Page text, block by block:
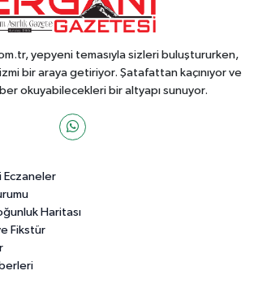
yepyeni temasıyla sizleri buluştururken,
bir araya getiriyor. Şatafattan kaçınıyor ve
okuyabilecekleri bir altyapı sunuyor.
Eczaneler
Haritası
Fikstür